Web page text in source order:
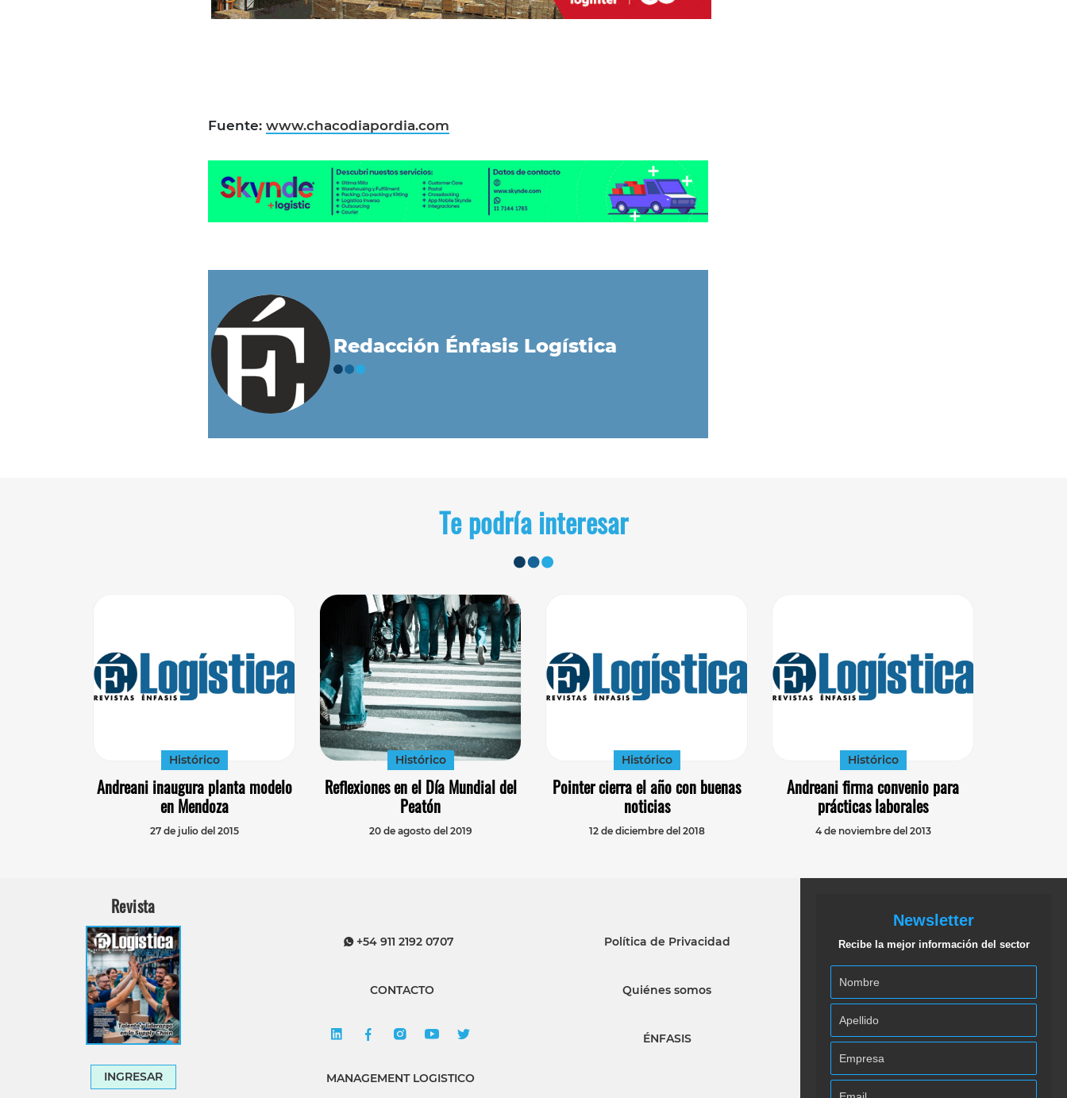
Fuente: www.chacodiapordia.com
Redacción Énfasis Logística
Te podría interesar
Histórico
Andreani inaugura planta modelo
en Mendoza
27 de julio del 2015
Histórico
Reflexiones en el Día Mundial del
Peatón
20 de agosto del 2019
Histórico
Pointer cierra el año con buenas
noticias
12 de diciembre del 2018
Histórico
Andreani firma convenio para
prácticas laborales
4 de noviembre del 2013
Revista
INGRESAR
+54 911 2192 0707
CONTACTO
MANAGEMENT LOGISTICO
Política de Privacidad
Quiénes somos
ÉNFASIS
Newsletter
Recibe la mejor información del sector